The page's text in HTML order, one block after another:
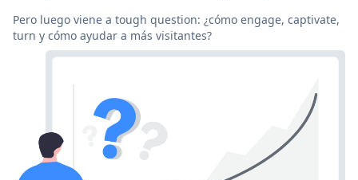
Pero luego viene a tough question: ¿cómo engage, captivate,
turn y cómo ayudar a más visitantes?